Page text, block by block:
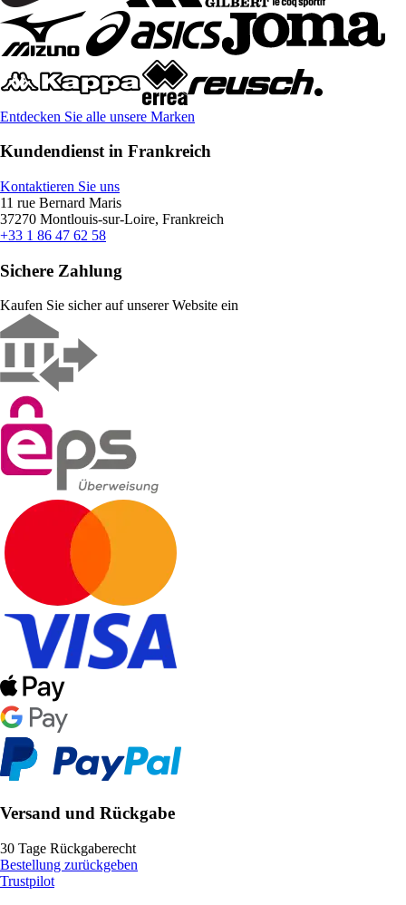
Entdecken Sie alle unsere Marken
Kundendienst in Frankreich
Kontaktieren Sie uns
11 rue Bernard Maris
37270 Montlouis-sur-Loire, Frankreich
+33 1 86 47 62 58
Sichere Zahlung
Kaufen Sie sicher auf unserer Website ein
Versand und Rückgabe
30 Tage Rückgaberecht
Bestellung zurückgeben
Trustpilot